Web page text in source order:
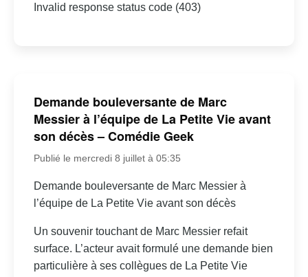
Invalid response status code (403)
Demande bouleversante de Marc
Messier à l’équipe de La Petite Vie avant
son décès – Comédie Geek
Publié le mercredi 8 juillet à 05:35
Demande bouleversante de Marc Messier à
l’équipe de La Petite Vie avant son décès
Un souvenir touchant de Marc Messier refait
surface. L’acteur avait formulé une demande bien
particulière à ses collègues de La Petite Vie